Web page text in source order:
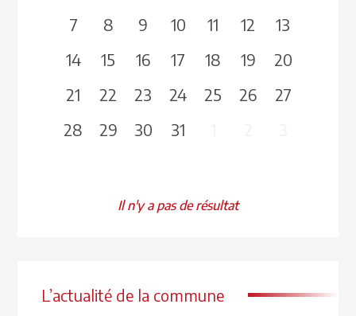
L’actualité de la commune
7
8 9 10 11 12
13
14
15 16 17 18 19
20
21
22 23 24 25 26
27
28
29 30 31
Il n'y a pas de résultat